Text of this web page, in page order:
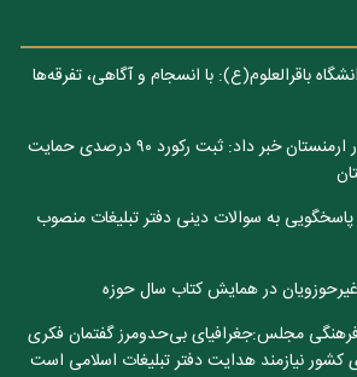
باقرالعلوم(ع): با انسجام و آگاهی، تفرقه‌ها
رایزن فرهنگی ایران در ارمنستان خبر داد: ثبت رکورد ۹۰ درصدی حمایت
به سوالات دینی دفتر تبلیغات منصوب
در همایش کتاب سال حوزه
مجلس:جغرافیای بی‌حدومرز گفتمان فکری
نیازمند هدایت دفتر تبلیغات اسلامی است